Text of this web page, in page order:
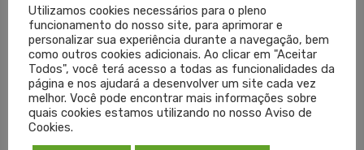
Por fim, o Cremers defende o diálogo entre as
partes envolvidas – profissionais da saúde,
hospitais e governo do Estado – para buscar a
melhor solução para a assistência de cerca de 1
milhão de pessoas atendidas pelo IPE Saúde, bem
como para buscar melhor remuneração aos
Utilizamos cookies necessários para o pleno
funcionamento do nosso site, para aprimorar e
personalizar sua experiência durante a navegação, bem
como outros cookies adicionais. Ao clicar em "Aceitar
Todos", você terá acesso a todas as funcionalidades da
página e nos ajudará a desenvolver um site cada vez
melhor. Você pode encontrar mais informações sobre
quais cookies estamos utilizando no nosso Aviso de
Cookies.